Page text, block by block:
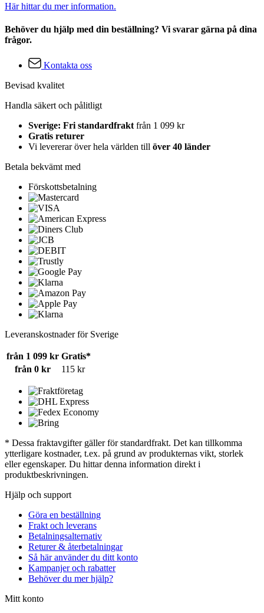
Här hittar du mer information.
Behöver du hjälp med din beställning? Vi svarar gärna på dina
frågor.
Kontakta oss
Bevisad kvalitet
Handla säkert och pålitligt
Sverige: Fri standardfrakt från 1 099 kr
Gratis returer
Vi levererar över hela världen till över 40 länder
Betala bekvämt med
Förskottsbetalning
Leveranskostnader för Sverige
från 1 099 kr Gratis*
från 0 kr
115 kr
* Dessa fraktavgifter gäller för standardfrakt. Det kan tillkomma
ytterligare kostnader, t.ex. på grund av produkternas vikt, storlek
eller egenskaper. Du hittar denna information direkt i
produktbeskrivningen.
Hjälp och support
Göra en beställning
Frakt och leverans
Betalningsalternativ
Returer & återbetalningar
Så här använder du ditt konto
Kampanjer och rabatter
Behöver du mer hjälp?
Mitt konto